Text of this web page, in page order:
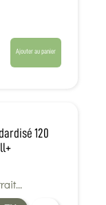
Ajouter au panier
120